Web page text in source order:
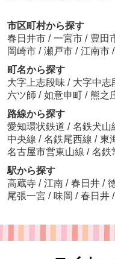
市区町村から探す
春日井市 / 一宮市 / 豊田
岡崎市 / 瀬戸市 / 江南市 /
町名から探す
大字上志段味 / 大字中志
六ツ師 / 如意申町 / 熊之
路線から探す
愛知環状鉄道 / 名鉄犬山
中央線 / 名鉄尾西線 / 東
名古屋市営東山線 / 名鉄
駅から探す
高蔵寺 / 江南 / 春日井 /
尾張一宮 / 味岡 / 春日井 /